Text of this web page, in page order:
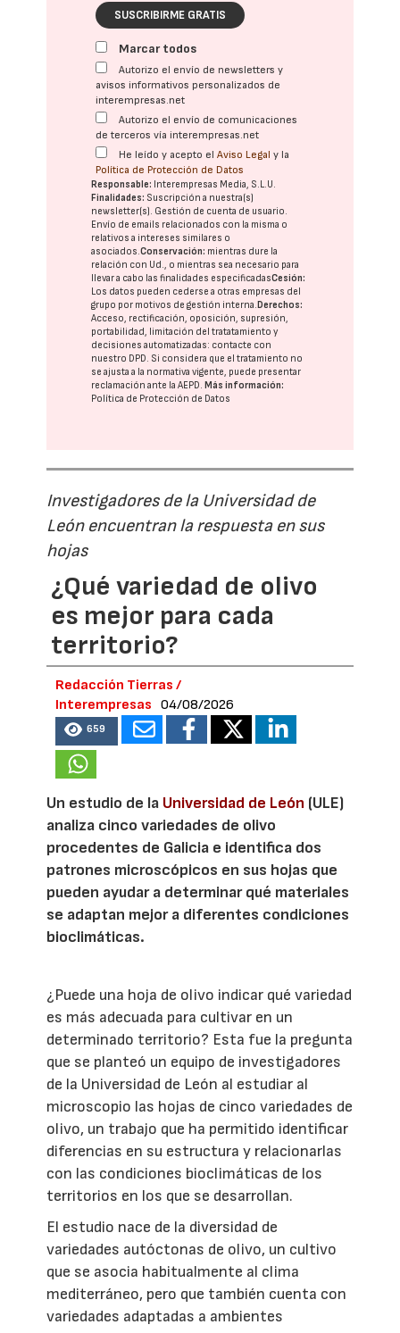
SUSCRIBIRME GRATIS
Marcar todos
Autorizo el envío de newsletters y
avisos informativos personalizados de
interempresas.net
Autorizo el envío de comunicaciones
de terceros vía interempresas.net
He leído y acepto elAviso Legal y la
Política de Protección de Datos
Responsable: Interempresas Media, S.L.U.
Finalidades: Suscripción a nuestra(s)
newsletter(s). Gestión de cuenta de usuario.
Envío de emails relacionados con la misma o
relativos a intereses similares o
asociados.Conservación: mientras dure la
relación con Ud., o mientras sea necesario para
llevar a cabo las finalidades especificadasCesión:
Los datos pueden cederse a otras empresas del
grupo por motivos de gestión interna. Derechos:
Acceso, rectificación, oposición, supresión,
portabilidad, limitación del tratatamiento y
decisiones automatizadas: contacte con
nuestro DPD. Si considera que el tratamiento no
se ajusta a la normativa vigente, puede presentar
reclamación ante laAEPD. Más información:
Política de Protección de Datos
Investigadores de la Universidad de
León encuentran la respuesta en sus
hojas
¿Qué variedad de olivo
es mejor para cada
territorio?
Redacción Tierras /
Interempresas
04/08/2026
659
Un estudio de la Universidad de León (ULE)
analiza cinco variedades de olivo
procedentes de Galicia e identifica dos
patrones microscópicos en sus hojas que
pueden ayudar a determinar qué materiales
se adaptan mejor a diferentes condiciones
bioclimáticas.
¿Puede una hoja de olivo indicar qué variedad
es más adecuada para cultivar en un
determinado territorio? Esta fue la pregunta
que se planteó un equipo de investigadores
de la Universidad de León al estudiar al
microscopio las hojas de cinco variedades de
olivo, un trabajo que ha permitido identificar
diferencias en su estructura y relacionarlas
con las condiciones bioclimáticas de los
territorios en los que se desarrollan.
El estudio nace de la diversidad de
variedades autóctonas de olivo, un cultivo
que se asocia habitualmente al clima
mediterráneo, pero que también cuenta con
variedades adaptadas a ambientes